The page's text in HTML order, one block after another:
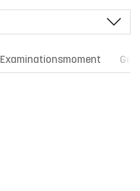
Examinationsmoment